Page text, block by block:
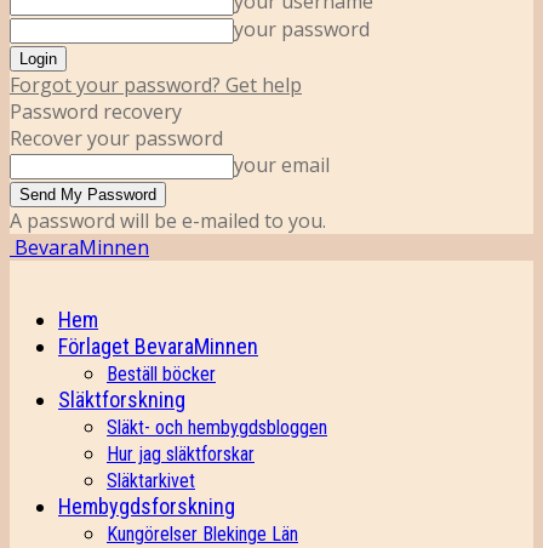
your password
Forgot your password? Get help
Password recovery
Recover your password
your email
A password will be e-mailed to you.
BevaraMinnen
Hem
Förlaget BevaraMinnen
Beställ böcker
Släktforskning
Släkt- och hembygdsbloggen
Hur jag släktforskar
Släktarkivet
Hembygdsforskning
Kungörelser Blekinge Län